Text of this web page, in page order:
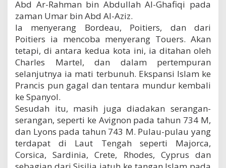
a
s
B
a
n
i
U
y
h
Abd Ar-Rahman bin Abdullah Al-Ghafiqi pada
zaman Umar bin Abd Al-Aziz.
Ia menyerang Bordeau, Poitiers, dan dari
Poitiers ia mencoba menyerang Touers. Akan
tetapi, di antara kedua kota ini, ia ditahan oleh
Charles Martel, dan dalam pertempuran
selanjutnya ia mati terbunuh. Ekspansi Islam ke
Prancis pun gagal dan tentara mundur kembali
ke Spanyol.
Sesudah itu, masih juga diadakan serangan-
serangan, seperti ke Avignon pada tahun 734 M,
dan Lyons pada tahun 743 M. Pulau-pulau yang
terdapat di Laut Tengah seperti Majorca,
Corsica, Sardinia, Crete, Rhodes, Cyprus dan